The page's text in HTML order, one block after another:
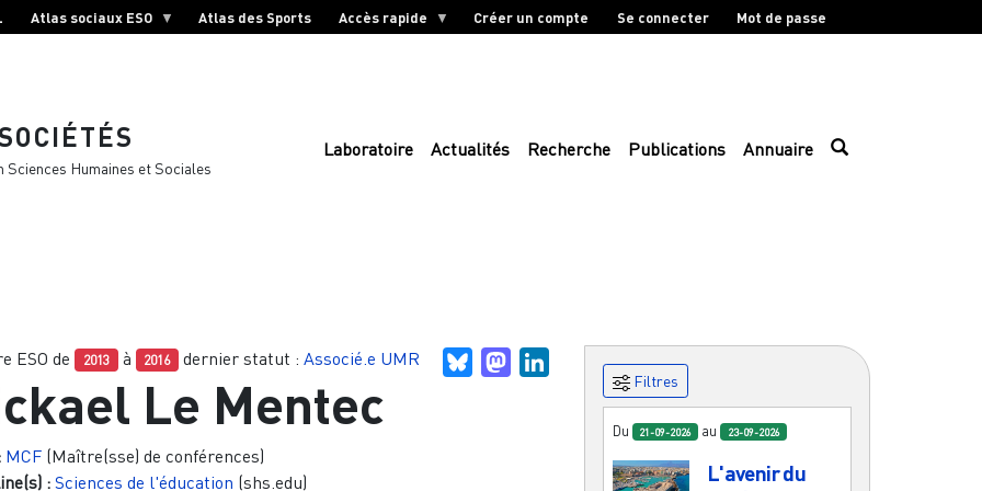
Atlas sociaux ESO Atlas des Sports Accès rapide Créer un compte Se connecter Mot de passe
Humaines et Sociales
Laboratoire Actualités Recherche Publications Annuaire
BlueskyMastodonLinkedIn
ESO de 2013 à 2016 dernier statut :Associé.e UMR
Le Mentec
MCF(Maître(sse) de conférences)
: Sciences de l'éducation (shs.edu)
Filtres
Du 21-09-2026 au 23-09-2026
L'avenir du